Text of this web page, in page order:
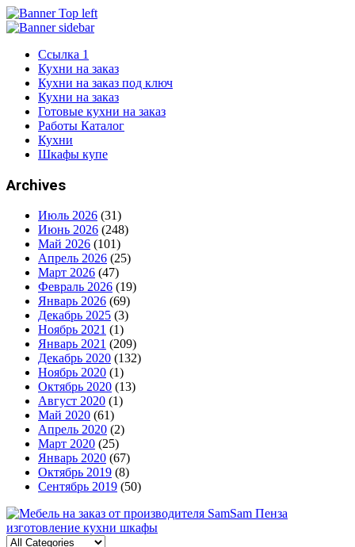
Ссылка 1
Кухни на заказ
Кухни на заказ под ключ
Кухни на заказ
Готовые кухни на заказ
Работы Каталог
Кухни
Шкафы купе
Archives
Июль 2026 (31)
Июнь 2026 (248)
Май 2026 (101)
Апрель 2026 (25)
Март 2026 (47)
Февраль 2026 (19)
Январь 2026 (69)
Декабрь 2025 (3)
Ноябрь 2021 (1)
Январь 2021 (209)
Декабрь 2020 (132)
Ноябрь 2020 (1)
Октябрь 2020 (13)
Август 2020 (1)
Май 2020 (61)
Апрель 2020 (2)
Март 2020 (25)
Январь 2020 (67)
Октябрь 2019 (8)
Сентябрь 2019 (50)